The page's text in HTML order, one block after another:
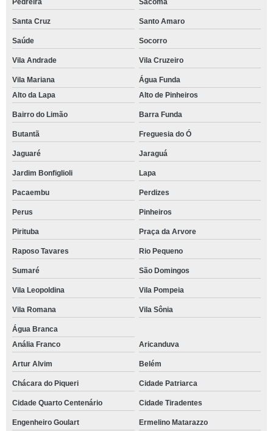
Pedreira Sacomã
Santa Cruz Santo Amaro
Saúde Socorro
Vila Andrade Vila Cruzeiro
Vila Mariana
Água Funda
Alto da Lapa
Alto de Pinheiros
Bairro do Limão Barra Funda
Butantã Freguesia do Ó
Jaguaré Jaraguá
Jardim Bonfiglioli Lapa
Pacaembu Perdizes
Perus Pinheiros
Pirituba Praça da Arvore
Raposo Tavares Rio Pequeno
Sumaré São Domingos
Vila Leopoldina Vila Pompeia
Vila Romana Vila Sônia
Água Branca
Anália Franco
Aricanduva
Artur Alvim Belém
Chácara do Piqueri Cidade Patriarca
Cidade Quarto Centenário Cidade Tiradentes
Engenheiro Goulart Ermelino Matarazzo